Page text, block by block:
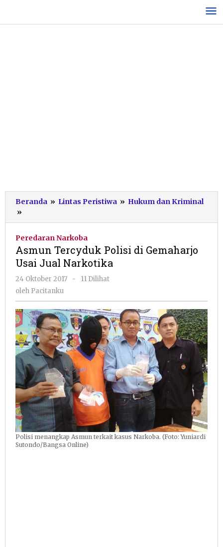
konten
Beranda » Lintas Peristiwa » Hukum dan Kriminal
»
Tercyduk
Polisi
di
Gemaharjo
Usai
Jual
Peredaran Narkoba
Asmun Tercyduk Polisi di Gemaharjo
Usai Jual Narkotika
24 Oktober 2017
oleh
-
11 Dilihat
oleh Pacitanku
Polisi menangkap Asmun terkait kasus Narkoba. (Foto: Yuniardi
Sutondo/Bangsa Online)